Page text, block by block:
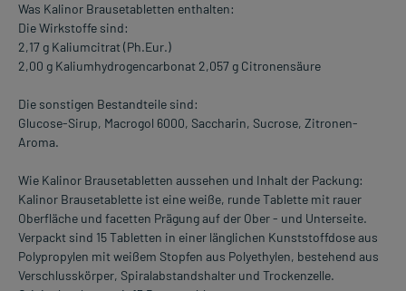
Was Kalinor Brausetabletten enthalten:
Die Wirkstoffe sind:
2,17 g Kaliumcitrat (Ph.Eur.)
2,00 g Kaliumhydrogencarbonat 2,057 g Citronensäure
Die sonstigen Bestandteile sind:
Glucose-Sirup, Macrogol 6000, Saccharin, Sucrose, Zitronen-
Aroma.
Wie Kalinor Brausetabletten aussehen und Inhalt der Packung:
Kalinor Brausetablette ist eine weiße, runde Tablette mit rauer
Oberfläche und facetten Prägung auf der Ober - und Unterseite.
Verpackt sind 15 Tabletten in einer länglichen Kunststoffdose aus
Polypropylen mit weißem Stopfen aus Polyethylen, bestehend aus
Verschlusskörper, Spiralabstandshalter und Trockenzelle.